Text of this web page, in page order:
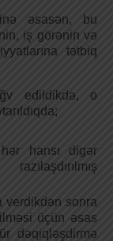
əsasən, bu
iş görənin və
tətbiq
edildikdə, o
hansı digər
verdikdən sonra
üçün əsas
dəqiqləşdirmə